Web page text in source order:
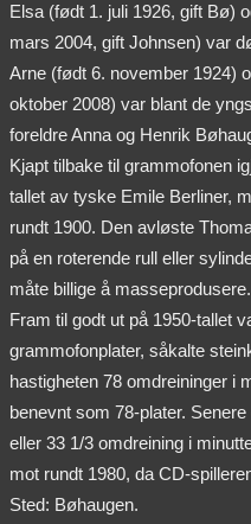
Elsa (født 1. juli 1926, gift Bø)
mars 2004, gift Johnsen) var
Arne (født 6. november 1924)
oktober 2008) var blant de
foreldre Anna og Henrik
Kjapt tilbake til grammofonen
tallet av tyske Emile Berliner,
rundt 1900. Den avløste
på en roterende rull eller
måte billige å masseprodusere.
Fram til godt ut på 1950-tallet
grammofonplater, såkalte
hastigheten 78 omdreininger i
benevnt som 78-plater.
eller 33 1/3 omdreining i
mot rundt 1980, da CD-
Sted: Bøhaugen.